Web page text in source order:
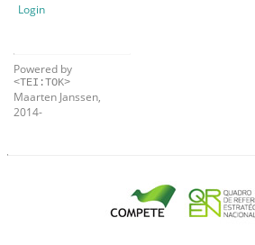
Login
Powered by
<TEI:TOK>
Maarten Janssen,
2014-